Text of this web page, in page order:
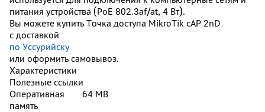
питания устройства (PoE 802.3af/at, 4 Вт).
Вы можете купить Точка доступа MikroTik cAP 2nD
с доставкой
по Уссурийску
или оформить самовывоз.
Характеристики
Полезные ссылки
Оперативная
память
64 MB